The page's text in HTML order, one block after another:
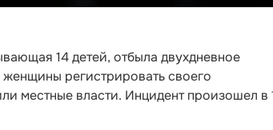
14 детей, отбыла двухдневное
регистрировать своего
местные власти. Инцидент произошел в